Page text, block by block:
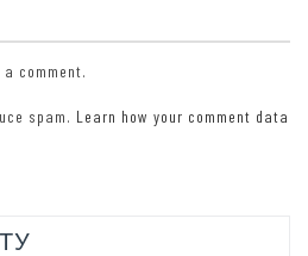
comment.
spam. Learn how your comment data